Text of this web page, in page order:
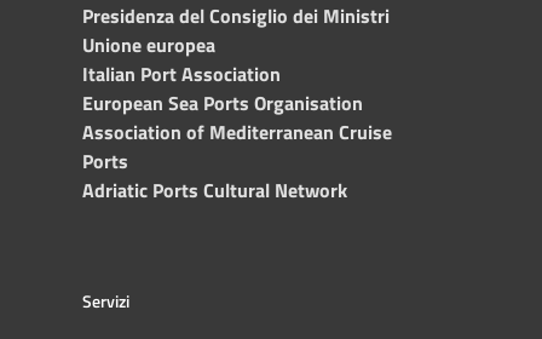
Presidenza del Consiglio dei Ministri
Unione europea
Italian Port Association
European Sea Ports Organisation
Association of Mediterranean Cruise
Ports
Adriatic Ports Cultural Network
Servizi